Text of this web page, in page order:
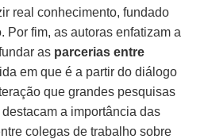
real conhecimento, fundado
Por fim, as autoras enfatizam a
as parcerias entre
em que é a partir do diálogo
que grandes pesquisas
a importância das
colegas de trabalho sobre